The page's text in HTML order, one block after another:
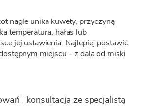
nagle unika kuwety, przyczyną
temperatura, hałas lub
jej ustawienia. Najlepiej postawić
miejscu – z dala od miski
i konsultacja ze specjalistą